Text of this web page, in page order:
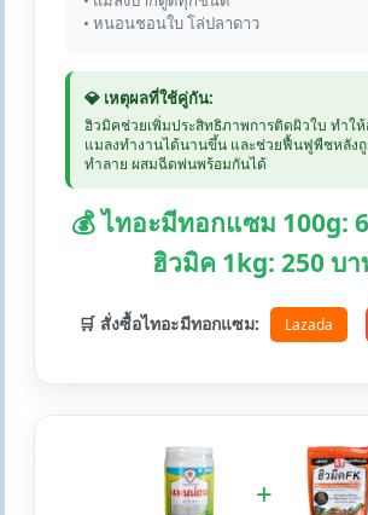
• หนอนชอนใบ โล่ปลาดาว
💎 เหตุผลที่ใช้คู่กัน:
ฮิวมิคช่วยเพิ่มประสิทธิภาพการติดผิวใบ ทำให้
แมลงทำงานได้นานขึ้น และช่วยฟื้นฟูพืชหลัง
ทำลาย ผสมฉีดพ่นพร้อมกันได้
💰 ไทอะมีทอกแซม 100g:
ฮิวมิค 1kg: 250 บ
🛒 สั่งซื้อไทอะมีทอกแซม: Lazada
+